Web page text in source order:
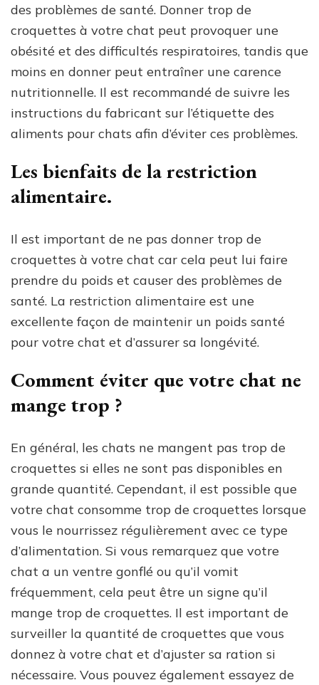
des problèmes de santé. Donner trop de
croquettes à votre chat peut provoquer une
obésité et des difficultés respiratoires, tandis que
moins en donner peut entraîner une carence
nutritionnelle. Il est recommandé de suivre les
instructions du fabricant sur l’étiquette des
aliments pour chats afin d’éviter ces problèmes.
Les bienfaits de la restriction
alimentaire.
Il est important de ne pas donner trop de
croquettes à votre chat car cela peut lui faire
prendre du poids et causer des problèmes de
santé. La restriction alimentaire est une
excellente façon de maintenir un poids santé
pour votre chat et d’assurer sa longévité.
Comment éviter que votre chat ne
mange trop ?
En général, les chats ne mangent pas trop de
croquettes si elles ne sont pas disponibles en
grande quantité. Cependant, il est possible que
votre chat consomme trop de croquettes lorsque
vous le nourrissez régulièrement avec ce type
d’alimentation. Si vous remarquez que votre
chat a un ventre gonflé ou qu’il vomit
fréquemment, cela peut être un signe qu’il
mange trop de croquettes. Il est important de
surveiller la quantité de croquettes que vous
donnez à votre chat et d’ajuster sa ration si
nécessaire. Vous pouvez également essayez de